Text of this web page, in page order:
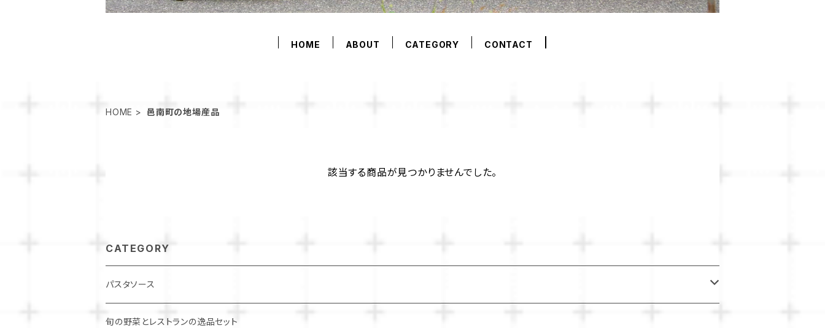
HOME ABOUT CATEGORY CONTACT
HOME 邑南町の地場産品
該当する商品が見つかりませんでした。
CATEGORY
パスタソース
パスタソースセット
旬の野菜とレストランの逸品セット